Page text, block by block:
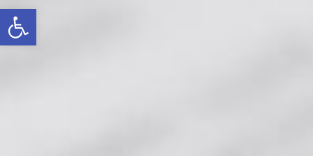
Open toolbar